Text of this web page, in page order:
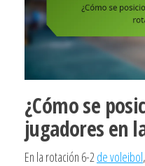
¿Cómo se
jugadores en
En la rotación 6-2 de voleibol